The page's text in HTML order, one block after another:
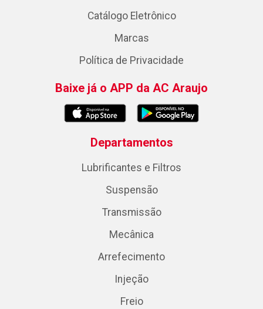
Catálogo Eletrônico
Marcas
Política de Privacidade
Baixe já o APP da AC Araujo
Departamentos
Lubrificantes e Filtros
Suspensão
Transmissão
Mecânica
Arrefecimento
Injeção
Freio